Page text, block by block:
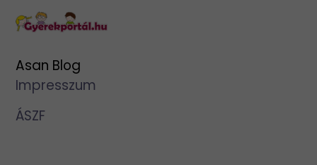
Asan Blog
Impresszum
ÁSZF